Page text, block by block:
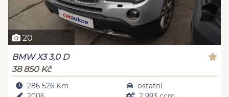
20
BMW X3 3,0 D
38 850 Kč
286 526 Km
ostatní